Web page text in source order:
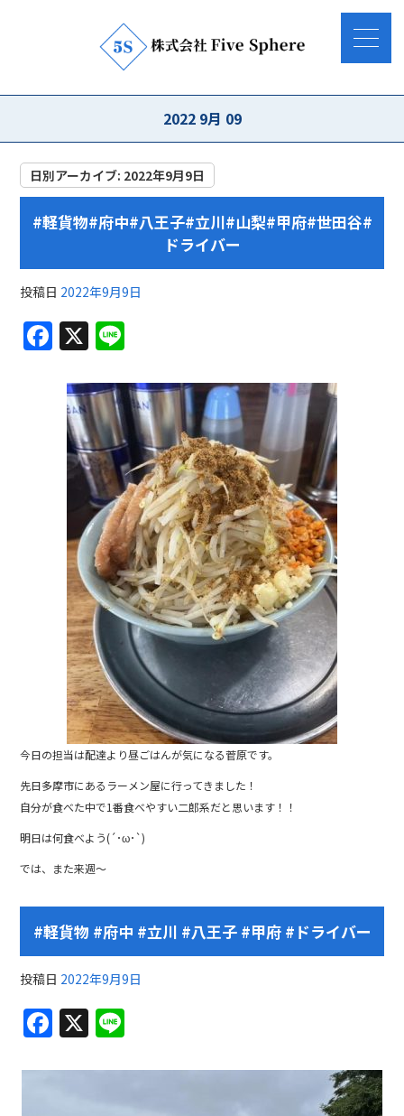
2022 9月 09
日別アーカイブ: 2022年9月9日
#軽貨物#府中#八王子#立川#山梨#甲府#世田谷#
ドライバー
投稿日 2022年9月9日
F
c
e
b
o
k
X
e
今日の担当は配達より昼ごはんが気になる菅原です。
先日多摩市にあるラーメン屋に行ってきました！
自分が食べた中で1番食べやすい二郎系だと思います！！
明日は何食べよう(´･ω･`)
では、また来週～
#軽貨物 #府中 #立川 #八王子 #甲府 #ドライバー
投稿日 2022年9月9日
F
a
c
X
e